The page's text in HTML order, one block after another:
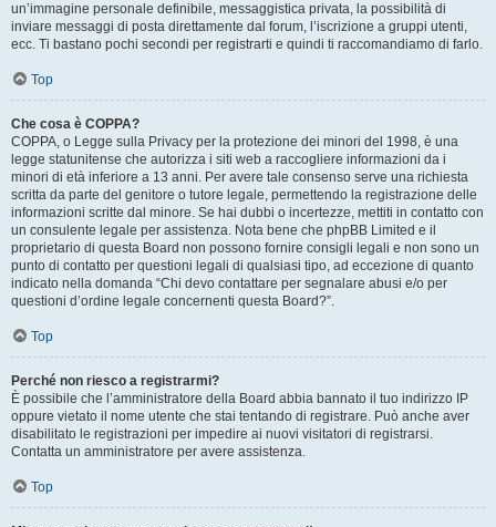
un’immagine personale definibile, messaggistica privata, la possibilità di
inviare messaggi di posta direttamente dal forum, l’iscrizione a gruppi utenti,
ecc. Ti bastano pochi secondi per registrarti e quindi ti raccomandiamo di farlo.
Top
Che cosa è COPPA?
COPPA, o Legge sulla Privacy per la protezione dei minori del 1998, è una
legge statunitense che autorizza i siti web a raccogliere informazioni da i
minori di età inferiore a 13 anni. Per avere tale consenso serve una richiesta
scritta da parte del genitore o tutore legale, permettendo la registrazione delle
informazioni scritte dal minore. Se hai dubbi o incertezze, mettiti in contatto con
un consulente legale per assistenza. Nota bene che phpBB Limited e il
proprietario di questa Board non possono fornire consigli legali e non sono un
punto di contatto per questioni legali di qualsiasi tipo, ad eccezione di quanto
indicato nella domanda “Chi devo contattare per segnalare abusi e/o per
questioni d’ordine legale concernenti questa Board?”.
Top
Perché non riesco a registrarmi?
È possibile che l’amministratore della Board abbia bannato il tuo indirizzo IP
oppure vietato il nome utente che stai tentando di registrare. Può anche aver
disabilitato le registrazioni per impedire ai nuovi visitatori di registrarsi.
Contatta un amministratore per avere assistenza.
Top